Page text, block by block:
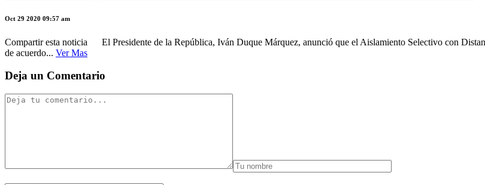
Oct 29 2020 09:57 am
Compartir esta noticia El Presidente de la República, Iván Duque Márquez, anunció que el Aislamiento Selectivo con
de acuerdo... Ver Mas
Deja un Comentario